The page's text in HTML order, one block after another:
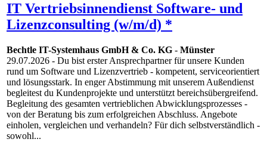
IT Vertriebsinnendienst Software- und
Lizenzconsulting (w/m/d) *
Bechtle IT-Systemhaus GmbH & Co. KG - Münster
29.07.2026 - Du bist erster Ansprechpartner für unsere Kunden
rund um Software und Lizenzvertrieb - kompetent, serviceorientiert
und lösungsstark. In enger Abstimmung mit unserem Außendienst
begleitest du Kundenprojekte und unterstützt bereichsübergreifend.
Begleitung des gesamten vertrieblichen Abwicklungsprozesses -
von der Beratung bis zum erfolgreichen Abschluss. Angebote
einholen, vergleichen und verhandeln? Für dich selbstverständlich -
sowohl...